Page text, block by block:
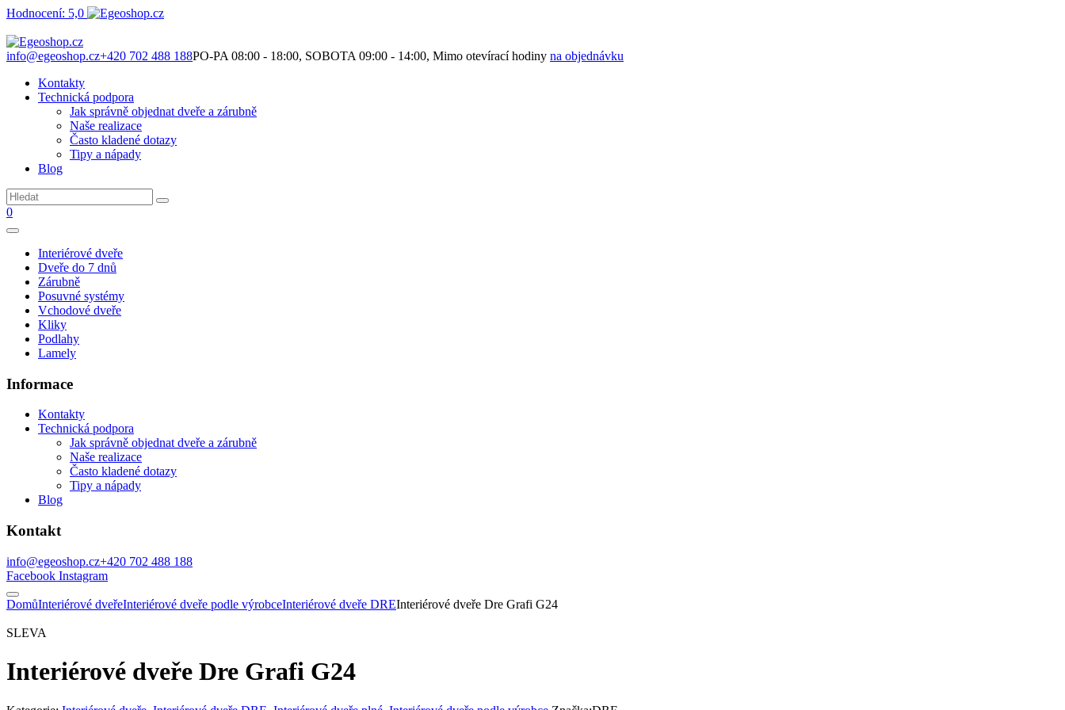
Hodnocení: 5,0
info@egeoshop.cz+420 702 488 188PO-PA 08:00 - 18:00, SOBOTA 09:00 - 14:00, Mimo otevírací hodiny na objednávku
Kontakty
Technická podpora
Jak správně objednat dveře a zárubně
Naše realizace
Často kladené dotazy
Tipy a nápady
Blog
0
Interiérové dveře
Dveře do 7 dnů
Zárubně
Posuvné systémy
Vchodové dveře
Kliky
Podlahy
Lamely
Informace
Kontakty
Technická podpora
Jak správně objednat dveře a zárubně
Naše realizace
Často kladené dotazy
Tipy a nápady
Blog
Kontakt
info@egeoshop.cz+420 702 488 188
Facebook Instagram
DomůInteriérové dveřeInteriérové dveře podle výrobceInteriérové dveře DREInteriérové dveře Dre Grafi G24
SLEVA
Interiérové dveře Dre Grafi G24